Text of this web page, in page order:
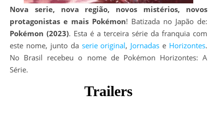
Nova serie, nova região, novos mistérios, novos
protagonistas e mais Pokémon! Batizada no Japão de:
Pokémon (2023). Esta é a terceira série da franquia com
este nome, junto da serie original, Jornadas e Horizontes.
No Brasil recebeu o nome de Pokémon Horizontes: A
Série.
Trailers